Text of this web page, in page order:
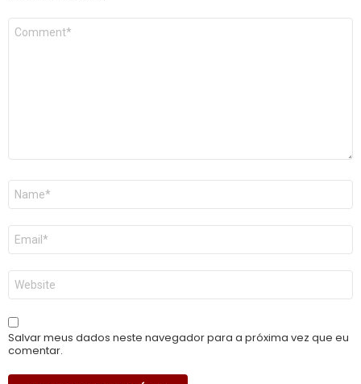
Comentário
Nome
E-
mail
*
Site
Salvar meus dados neste navegador para a próxima vez que eu
comentar.